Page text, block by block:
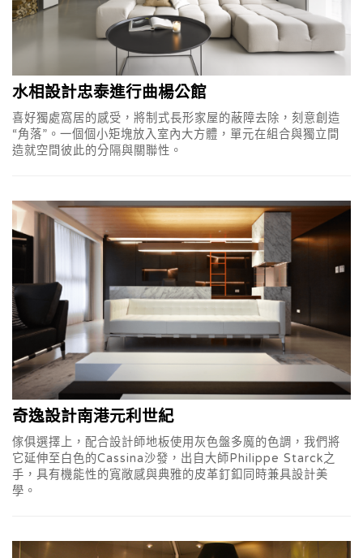
水相設計忠泰進行曲楊公館
喜好獨處窩居的感受，將制式長形家屋的蔽障去除，刻意創造
“角落”。一個個小矩塊放入室內大方體，單元在組合與獨立間
造就空間彼此的分隔與關聯性。
奇逸設計南港元利世紀
傢俱選擇上，配合設計師地板使用灰色盤多魔的色調，我們將
它延伸至白色的Cassina沙發，出自大師Philippe Starck之
手，具有機能性的寬敞感與典雅的皮革釘釦同時兼具設計美
學。